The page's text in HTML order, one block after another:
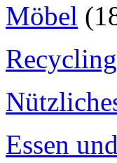
Möbel
Essen